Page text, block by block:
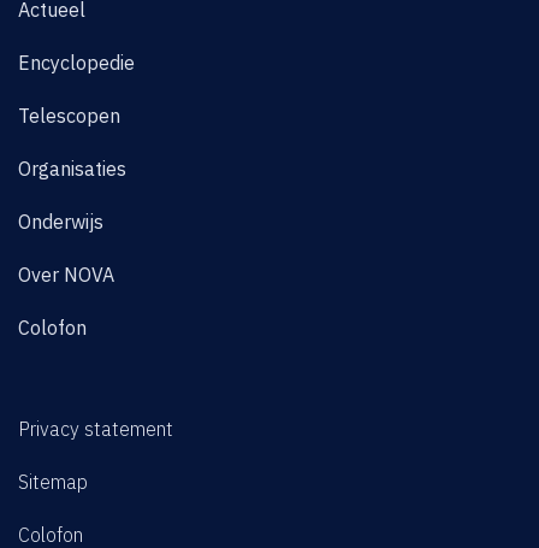
Actueel
Encyclopedie
Telescopen
Organisaties
Onderwijs
Over NOVA
Colofon
Privacy statement
Sitemap
Colofon